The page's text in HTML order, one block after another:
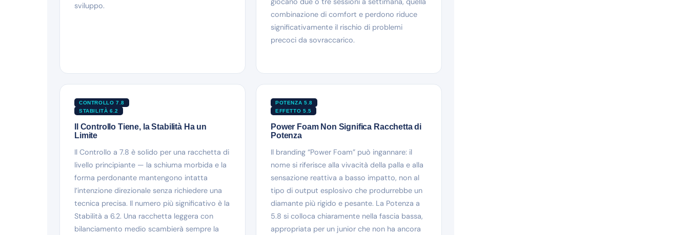
sviluppo.
combinazione di comfort e perdono riduce
significativamente il rischio di problemi
precoci da sovraccarico.
CONTROLLO 7.8
STABILITÀ 6.2
Il Controllo Tiene, la Stabilità Ha un
Limite
Il Controllo a 7.8 è solido per una racchetta di
livello principiante — la schiuma morbida e la
forma perdonante mantengono intatta
l’intenzione direzionale senza richiedere una
tecnica precisa. Il numero più significativo è la
Stabilità a 6.2. Una racchetta leggera con
bilanciamento medio scambierà sempre la
POTENZA 5.8
EFFETTO 5.5
Power Foam Non Significa Racchetta di
Potenza
Il branding “Power Foam” può ingannare: il
nome si riferisce alla vivacità della palla e alla
sensazione reattiva a basso impatto, non al
tipo di output esplosivo che produrrebbe un
diamante più rigido e pesante. La Potenza a
5.8 si colloca chiaramente nella fascia bassa,
appropriata per un junior che non ha ancora